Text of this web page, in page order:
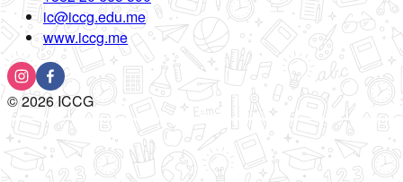
ic@iccg.edu.me
www.iccg.me
©2026ICCG